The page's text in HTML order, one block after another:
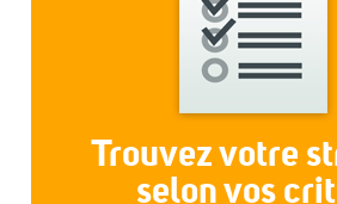
Trouvez votre
selon vos